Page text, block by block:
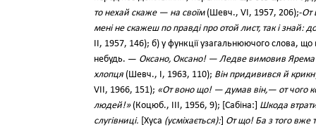
то нехай скаже — на своїм(Шевч., VI, 1957, 206);-От
мені не скажеш по правді про отой лист, так і знай:
II, 1957, 146); б) у функції узагальнюючого слова,
небудь. — Оксано, Оксано! — Ледве вимовив
хлопця (Шевч., І, 1963, 110); Він придивився й
VII, 1966, 151); «От воно що! — думав він,— от чого
людей!»(Коцюб., III, 1956, 9); [Сабіна:] Шкода
слугівниці. [Хуса (усміхається):] От що! Ба з того вже